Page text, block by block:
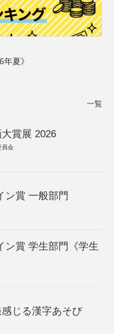
夏》
一覧
賞展 2026
員会
ン賞 一般部門
ン賞 学生部門《学生
じる漢字あそび